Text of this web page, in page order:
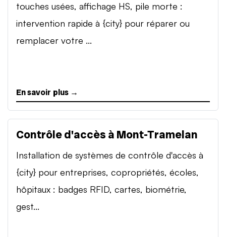
touches usées, affichage HS, pile morte :
intervention rapide à {city} pour réparer ou
remplacer votre ...
En savoir plus →
Contrôle d'accès à Mont-Tramelan
Installation de systèmes de contrôle d'accès à
{city} pour entreprises, copropriétés, écoles,
hôpitaux : badges RFID, cartes, biométrie,
gest...